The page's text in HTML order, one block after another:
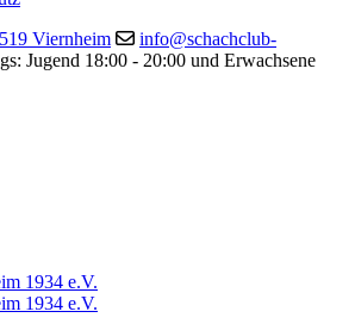
Viernheim
info@schachclub-
Jugend 18:00 - 20:00 und Erwachsene